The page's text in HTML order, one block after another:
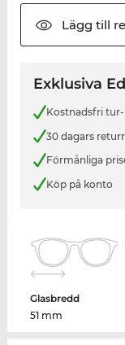
Lägg till
Exklusiva
Kostnadsfri
30 dagars
Förmånliga
Köp på konto
Glasbredd
51 mm